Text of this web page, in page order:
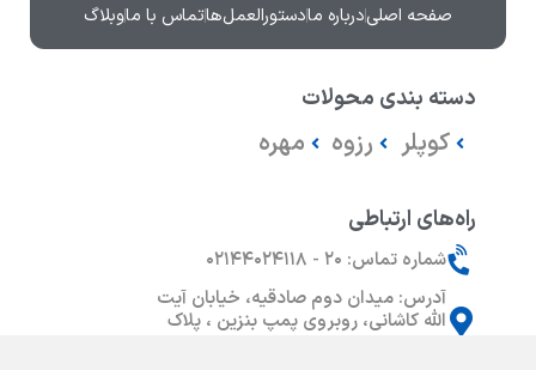
صفحه اصلیدرباره مادستورالعمل‌هاتماس با ماوبلاگ
دسته بندی محولات
کوپلر رزوه مهره
راه‌های ارتباطی
شماره تماس: ۲۰ - ۰۲۱۴۴۰۲۴۱۱۸
آدرس: میدان دوم صادقیه، خیابان آیت
الله کاشانی، روبروی پمپ بنزین ، پلاک